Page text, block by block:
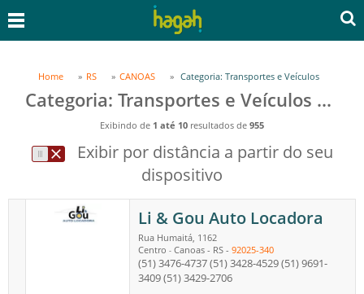
Home RS CANOAS Categoria: Transportes e Veículos
Categoria: Transportes e Veículos em CANOAS, RS
Exibindo de 1 até 10 resultados de 955
Exibir por distância a partir do seu
dispositivo
Li & Gou Auto Locadora
Rua Humaitá, 1162
Centro - Canoas- RS- 92025-340
(51) 3476-4737(51) 3428-4529(51) 9691-
3409(51) 3429-2706